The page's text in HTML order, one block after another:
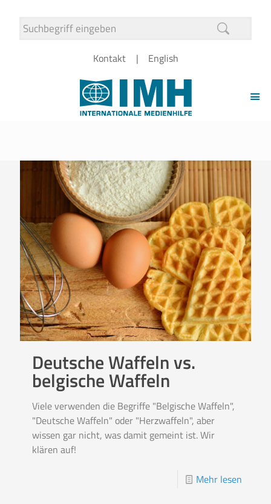
Kontakt English
Deutsche Waffeln vs.
belgische Waffeln
Viele verwenden die Begriffe "Belgische Waffeln",
"Deutsche Waffeln" oder "Herzwaffeln", aber
wissen gar nicht, was damit gemeint ist. Wir
klären auf!
Mehr lesen